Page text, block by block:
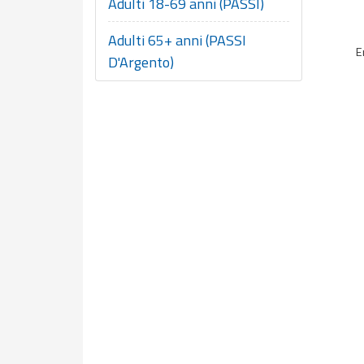
Adulti 65+ anni (PASSI
D'Argento)